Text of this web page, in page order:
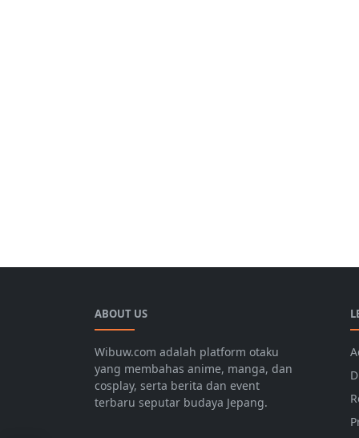
ABOUT US
Wibuw.com adalah platform otaku
yang membahas anime, manga, dan
cosplay, serta berita dan event
terbaru seputar budaya Jepang.